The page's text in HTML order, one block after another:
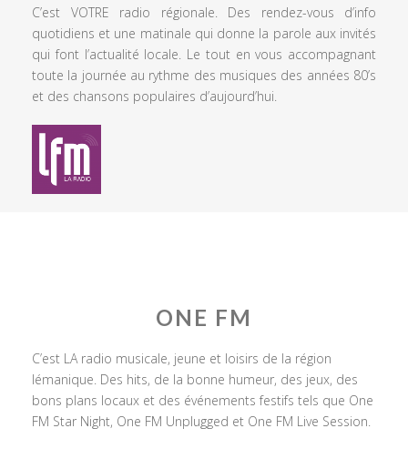
C’est VOTRE radio régionale. Des rendez-vous d’info
quotidiens et une matinale qui donne la parole aux invités
qui font l’actualité locale. Le tout en vous accompagnant
toute la journée au rythme des musiques des années 80’s
et des chansons populaires d’aujourd’hui.
ONE FM
C’est LA radio musicale, jeune et loisirs de la région
lémanique. Des hits, de la bonne humeur, des jeux, des
bons plans locaux et des événements festifs tels que One
FM Star Night, One FM Unplugged et One FM Live Session.